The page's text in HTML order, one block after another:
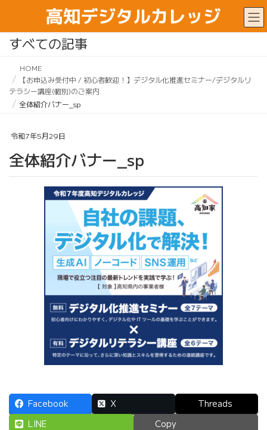
すべての記事
HOME
【お申込み受付中 / 初心者歓迎！】デジタル化推進セミナー/デジタルリ
テラシー講座(個別)のご案内
全体紹介バナー_sp
令和7年5月29日
全体紹介バナー_sp
Facebook X
Threads
LINE
Copy